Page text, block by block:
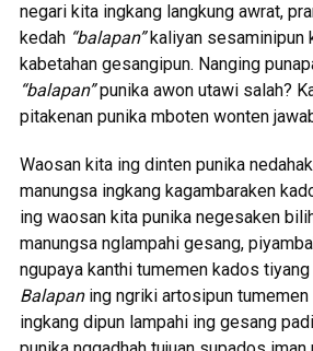
negari kita ingkang langkung awrat,
kedah “balapan”kaliyan sesaminipun
kabetahan gesangipun. Nanging
“balapan”punika awon utawi salah?
pitakenan punika mboten wonten
Waosan kita ing dinten punika
manungsa ingkang kagambaraken
ing waosan kita punika negesaken
manungsa nglampahi gesang,
ngupaya kanthi tumemen kados
Balapan ing ngriki artosipun
ingkang dipun lampahi ing gesang